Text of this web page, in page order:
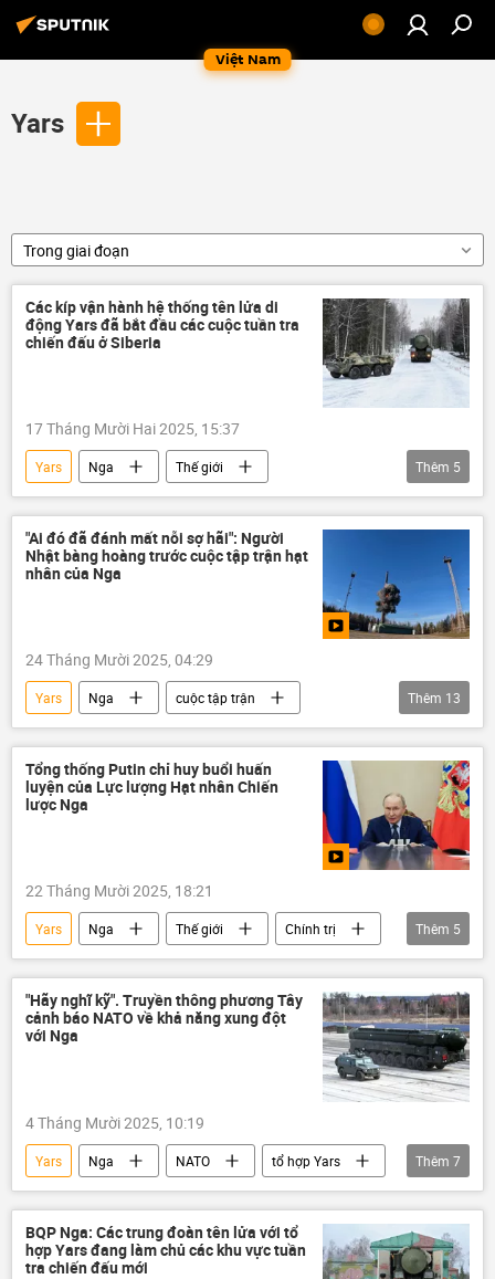
Việt Nam
Yars
Trong giai đoạn
Các kíp vận hành hệ thống tên lửa di
động Yars đã bắt đầu các cuộc tuần tra
chiến đấu ở Siberia
17 Tháng Mười Hai 2025, 15:37
Yars Nga
Thế giới
Bộ Quốc phòng Nga
tổ hợp Yars
Siberia
Quân sự quân đội
Thêm 5
"Ai đó đã đánh mất nỗi sợ hãi": Người
Nhật bàng hoàng trước cuộc tập trận hạt
nhân của Nga
24 Tháng Mười 2025, 04:29
Yars Nga
cuộc tập trận
vũ khí hạt nhân
lĩnh vực hạt nhân
thông tin
Thế giới
Quân sự
Báo chí thế giới
Nhật Bản
Kamchatka
sân bay vũ trụ Plesetsk
Thêm 13
Tổng thống Putin chỉ huy buổi huấn
luyện của Lực lượng Hạt nhân Chiến
lược Nga
22 Tháng Mười 2025, 18:21
Yars Nga Thế giới
Chính trị
Vladimir Putin
năng lượng hạt nhân
Lực lượng hạt nhân Nga
Tu-95MS
Quân sự
Thêm 5
"Hãy nghĩ kỹ". Truyền thông phương Tây
cảnh báo NATO về khả năng xung đột
với Nga
4 Tháng Mười 2025, 10:19
Yars Nga NATO
tổ hợp Yars
thông tin
Thế giới
Báo chí thế giới
Vladimir Putin
Moskva
Tucker Carlson
Ukraina
Thêm 7
BQP Nga: Các trung đoàn tên lửa với tổ
hợp Yars đang làm chủ các khu vực tuần
tra chiến đấu mới